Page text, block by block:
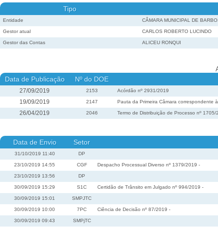
Tipo
Entidade CÂMARA MUNICIPAL DE
Gestor atual CARLOS ROBERTO LUCINDO
Gestor das Contas ALICEU RONQUI
Data de Publicação Nº do DOE
27/09/2019 2153 Acórdão nº 2931/2019
19/09/2019 2147 Pauta da Primeira Câmara correspondente
26/04/2019 2046 Termo de Distribuição de Processo nº 1705/
Data de Envio Setor
31/10/2019 11:40 DP
23/10/2019 14:55 CGF Despacho Processual Diverso nº 1379/2019 -
23/10/2019 13:56 DP
30/09/2019 15:29 S1C Certidão de Trânsito em Julgado nº 994/2019 -
30/09/2019 15:01 SMPJTC
30/09/2019 10:00 7PC Ciência de Decisão nº 87/2019 -
30/09/2019 09:43 SMPjTC